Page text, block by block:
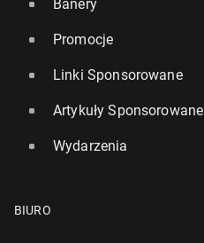
Banery
Promocje
Linki Sponsorowane
Artykuły Sponsorowane
Wydarzenia
BIURO